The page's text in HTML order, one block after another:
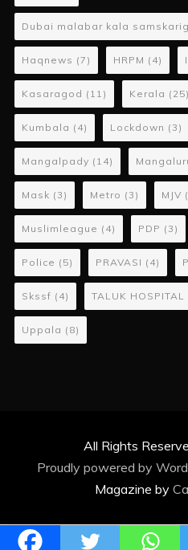
Dubai malabar kala
Haqnews (7) HRPM (4)
Kasaragod (11) Kerala (25)
Kumbala (4) Lockdown (3)
Mangalpady (14)
Mask (3) Metro (3) MJV
Muslimleague (4) PDP (3)
Police (5) PRAVASI (4)
Skssf (4) TALUK HOSPITAL
Uppala (8)
All Rights
Proudly powered by
Magazine by